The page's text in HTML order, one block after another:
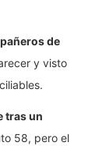
de
y visto
tras un
58, pero el